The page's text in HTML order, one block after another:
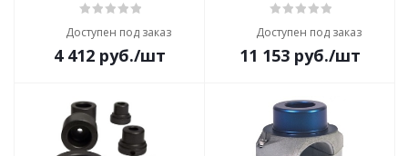
Доступен под заказ
4 412руб./шт
Доступен под заказ
11 153руб./шт